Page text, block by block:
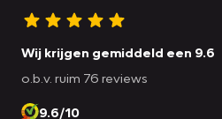
Wij krijgen gemiddeld een 9.6
o.b.v. ruim 76 reviews
9.6/10